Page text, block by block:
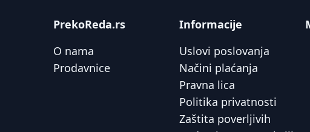
PrekoReda.rs
O nama
Prodavnice
Informacije
Uslovi poslovanja
Načini plaćanja
Pravna lica
Politika privatnosti
Zaštita poverljivih